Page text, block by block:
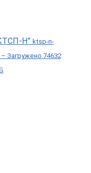
Н” ktsp-n-
Загружено 74632